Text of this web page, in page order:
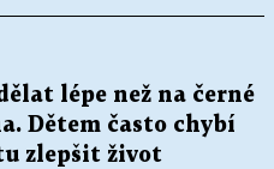
lépe než na černé
Dětem často chybí
zlepšit život